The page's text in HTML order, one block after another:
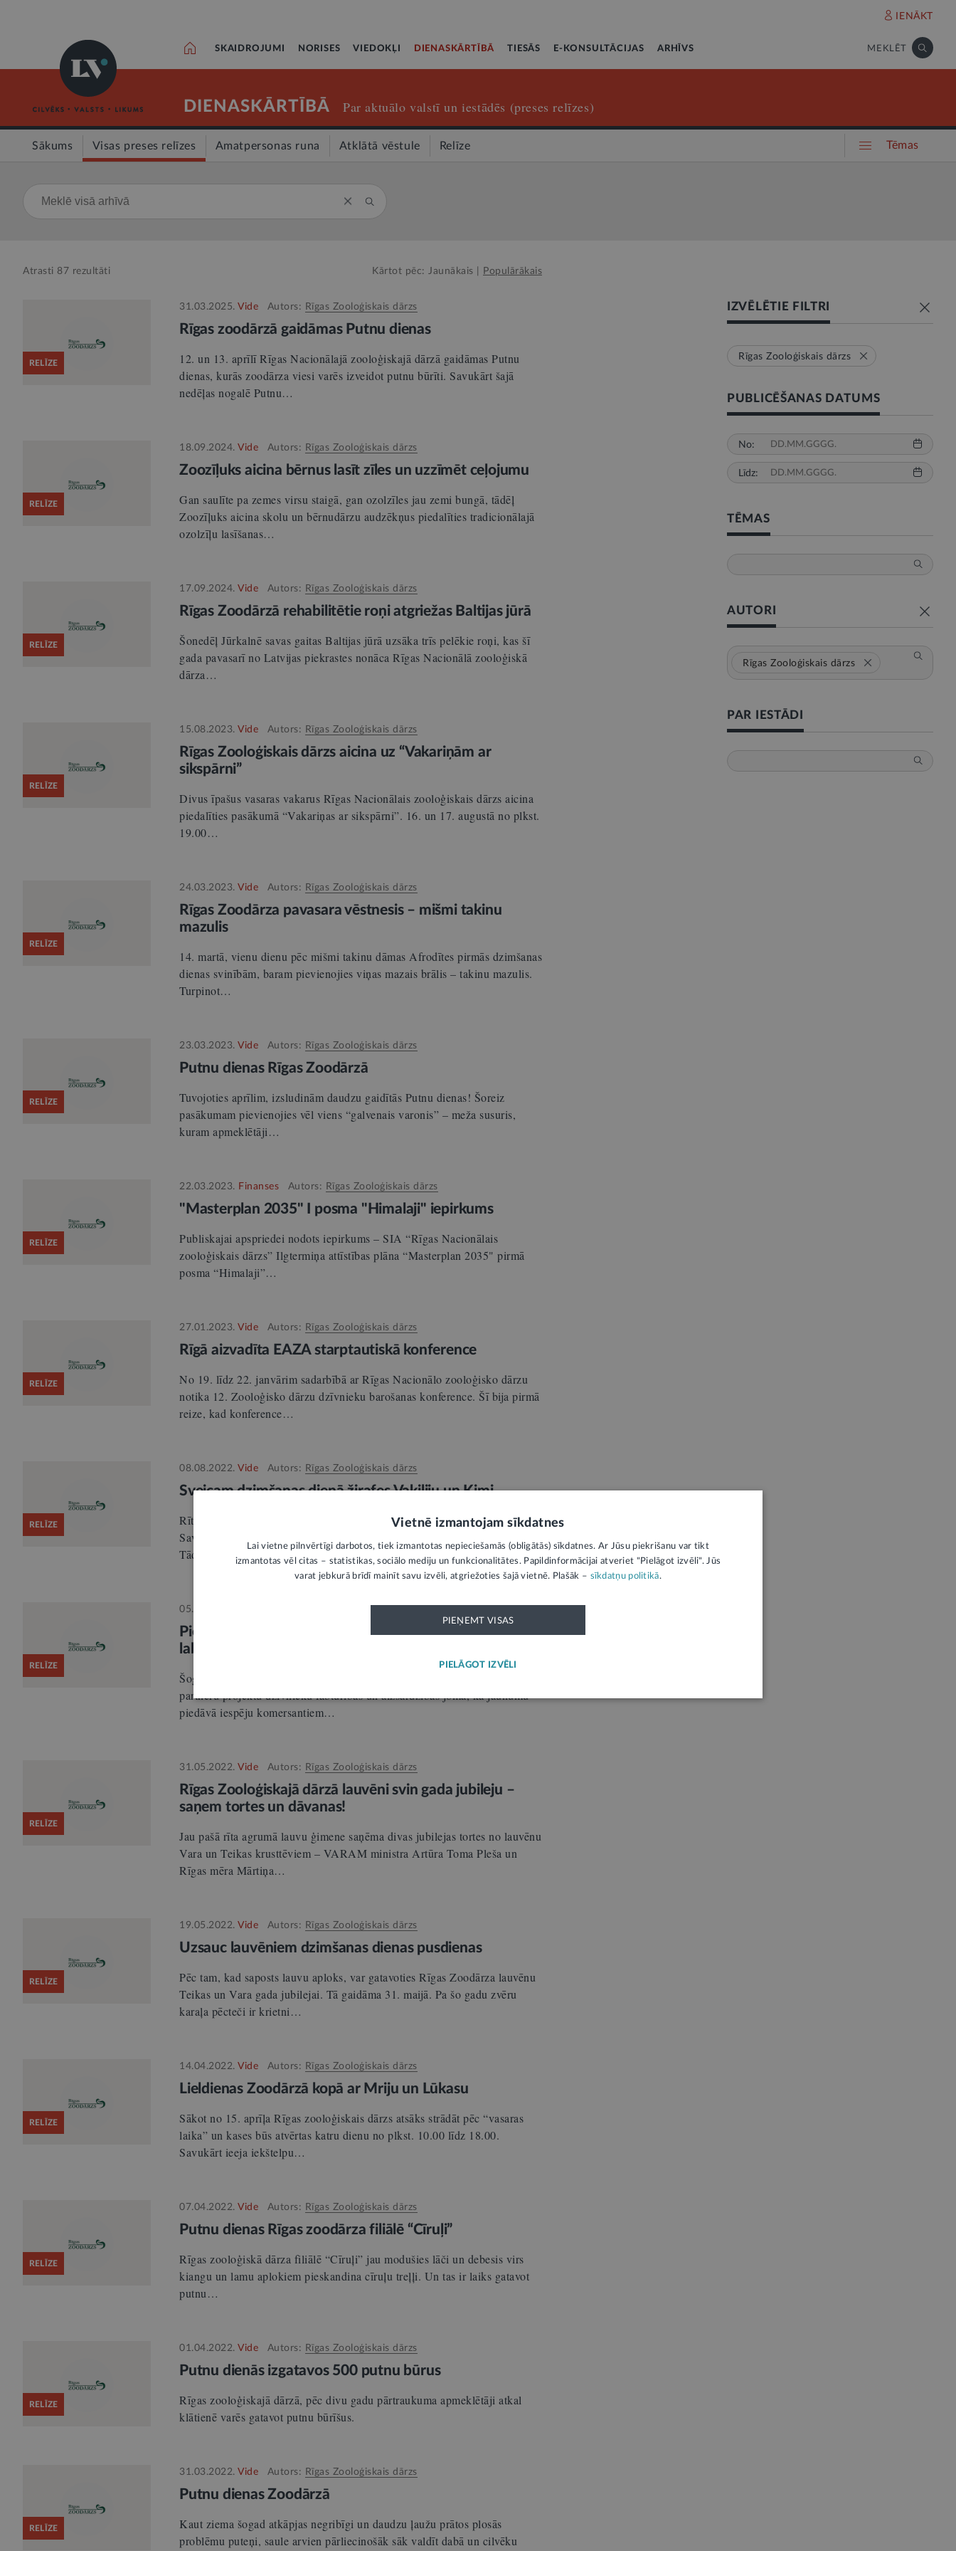
IENĀKT
SKAIDROJUMI NORISES VIEDOKĻI DIENASKĀRTĪBĀ TIESĀS E-KONSULTĀCIJAS ARHĪVS MEKLĒT
DIENASKĀRTĪBĀ Par aktuālo valstī un iestādēs (preses relīzes)
Sākums Visas preses relīzes Amatpersonas runa Atklātā vēstule Relīze Tēmas
Atrasti 87 rezultāti Kārtot pēc: Jaunākais Populārākais
RELĪZE
31.03.2025. Vide Autors: Rīgas Zooloģiskais dārzs
Rīgas zoodārzā gaidāmas Putnu dienas
12. un 13. aprīlī Rīgas Nacionālajā zooloģiskajā dārzā gaidāmas Putnu
dienas, kurās zoodārza viesi varēs izveidot putnu būrīti. Savukārt šajā
nedēļas nogalē Putnu…
RELĪZE
18.09.2024. Vide Autors: Rīgas Zooloģiskais dārzs
Zoozīļuks aicina bērnus lasīt zīles un uzzīmēt ceļojumu
Gan saulīte pa zemes virsu staigā, gan ozolzīles jau zemi bungā, tādēļ
Zoozīļuks aicina skolu un bērnudārzu audzēkņus piedalīties tradicionālajā
ozolzīļu lasīšanas…
RELĪZE
17.09.2024. Vide Autors: Rīgas Zooloģiskais dārzs
Rīgas Zoodārzā rehabilitētie roņi atgriežas Baltijas jūrā
Šonedēļ Jūrkalnē savas gaitas Baltijas jūrā uzsāka trīs pelēkie roņi, kas šī
gada pavasarī no Latvijas piekrastes nonāca Rīgas Nacionālā zooloģiskā
dārza…
RELĪZE
15.08.2023. Vide Autors: Rīgas Zooloģiskais dārzs
Rīgas Zooloģiskais dārzs aicina uz “Vakariņām ar
sikspārni”
Divus īpašus vasaras vakarus Rīgas Nacionālais zooloģiskais dārzs aicina
piedalīties pasākumā “Vakariņas ar sikspārni”. 16. un 17. augustā no plkst.
19.00…
RELĪZE
24.03.2023. Vide Autors: Rīgas Zooloģiskais dārzs
Rīgas Zoodārza pavasara vēstnesis – mišmi takinu
mazulis
14. martā, vienu dienu pēc mišmi takinu dāmas Afrodītes pirmās dzimšanas
dienas svinībām, baram pievienojies viņas mazais brālis – takinu mazulis.
Turpinot…
RELĪZE
23.03.2023. Vide Autors: Rīgas Zooloģiskais dārzs
Putnu dienas Rīgas Zoodārzā
Tuvojoties aprīlim, izsludinām daudzu gaidītās Putnu dienas! Šoreiz
pasākumam pievienojies vēl viens “galvenais varonis” – meža susuris,
kuram apmeklētāji…
RELĪZE
22.03.2023. Finanses Autors: Rīgas Zooloģiskais dārzs
"Masterplan 2035" I posma "Himalaji" iepirkums
Publiskajai apspriedei nodots iepirkums – SIA “Rīgas Nacionālais
zooloģiskais dārzs” Ilgtermiņa attīstības plāna “Masterplan 2035" pirmā
posma “Himalaji”…
RELĪZE
27.01.2023. Vide Autors: Rīgas Zooloģiskais dārzs
Rīgā aizvadīta EAZA starptautiskā konference
No 19. līdz 22. janvārim sadarbībā ar Rīgas Nacionālo zooloģisko dārzu
notika 12. Zooloģisko dārzu dzīvnieku barošanas konference. Šī bija pirmā
reize, kad konference…
RELĪZE
08.08.2022. Vide Autors: Rīgas Zooloģiskais dārzs
Sveicam dzimšanas dienā žirafes Vakiliju un Kimi
Rīt, 9. augustā Rotšilda žirafe Vakilija svinēs savu trešo dzimšanas dienu.
Savukārt žirafu puisis Kimi nosvinēja 15. dzimšanas dienu 24. jūlijā.
Tādēļ…
RELĪZE
05.07.2022.
Piesaista finansējumu Rīgas Zoodārza Amūras tīģeru
labturībai
Šogad Rīgas Zooloģiskais dārzs, īstenojot atbalstītāju un sadarbības
partneru projektu dzīvnieku labturības un aizsardzības jomā, kā jaunumu
piedāvā iespēju komersantiem…
RELĪZE
31.05.2022. Vide Autors: Rīgas Zooloģiskais dārzs
Rīgas Zooloģiskajā dārzā lauvēni svin gada jubileju –
saņem tortes un dāvanas!
Jau pašā rīta agrumā lauvu ģimene saņēma divas jubilejas tortes no lauvēnu
Vara un Teikas krusttēviem – VARAM ministra Artūra Toma Pleša un
Rīgas mēra Mārtiņa…
RELĪZE
19.05.2022. Vide Autors: Rīgas Zooloģiskais dārzs
Uzsauc lauvēniem dzimšanas dienas pusdienas
Pēc tam, kad saposts lauvu aploks, var gatavoties Rīgas Zoodārza lauvēnu
Teikas un Vara gada jubilejai. Tā gaidāma 31. maijā. Pa šo gadu zvēru
karaļa pēcteči ir krietni…
RELĪZE
14.04.2022. Vide Autors: Rīgas Zooloģiskais dārzs
Lieldienas Zoodārzā kopā ar Mriju un Lūkasu
Sākot no 15. aprīļa Rīgas zooloģiskais dārzs atsāks strādāt pēc “vasaras
laika” un kases būs atvērtas katru dienu no plkst. 10.00 līdz 18.00.
Savukārt ieeja iekštelpu…
RELĪZE
07.04.2022. Vide Autors: Rīgas Zooloģiskais dārzs
Putnu dienas Rīgas zoodārza filiālē “Cīruļi”
Rīgas zooloģiskā dārza filiālē “Cīruļi” jau modušies lāči un debesis virs
kiangu un lamu aplokiem pieskandina cīruļu treļļi. Un tas ir laiks gatavot
putnu…
RELĪZE
01.04.2022. Vide Autors: Rīgas Zooloģiskais dārzs
Putnu dienās izgatavos 500 putnu būrus
Rīgas zooloģiskajā dārzā, pēc divu gadu pārtraukuma apmeklētāji atkal
klātienē varēs gatavot putnu būrīšus.
RELĪZE
31.03.2022. Vide Autors: Rīgas Zooloģiskais dārzs
Putnu dienas Zoodārzā
Kaut ziema šogad atkāpjas negribīgi un daudzu ļaužu prātos plosās
problēmu puteņi, saule arvien pārliecinošāk sāk valdīt dabā un cilvēku
IZVĒLĒTIE FILTRI
Rīgas Zooloģiskais dārzs
PUBLICĒŠANAS DATUMS
No:
Līdz:
TĒMAS
AUTORI
Rīgas Zooloģiskais dārzs
PAR IESTĀDI
Vietnē izmantojam sīkdatnes
Lai vietne pilnvērtīgi darbotos, tiek izmantotas nepieciešamās (obligātās) sīkdatnes. Ar Jūsu piekrišanu var tikt
izmantotas vēl citas – statistikas, sociālo mediju un funkcionalitātes. Papildinformācijai atveriet "Pielāgot izvēli". Jūs
varat jebkurā brīdī mainīt savu izvēli, atgriežoties šajā vietnē. Plašāk – sīkdatņu politikā.
PIEŅEMT VISAS
PIELĀGOT IZVĒLI